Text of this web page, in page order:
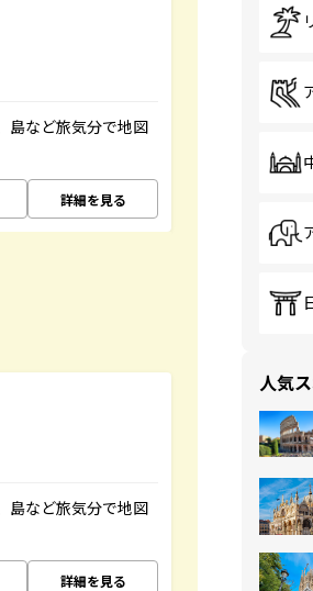
島など旅気分で地図
詳細を見る
島など旅気分で地図
詳細を見る
人気